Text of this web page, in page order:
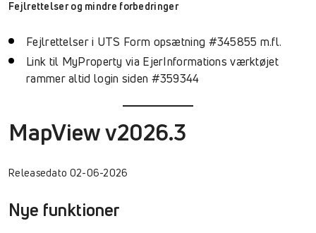
Fejlrettelser og mindre forbedringer
Fejlrettelser i UTS Form opsætning #345855 m.fl.
Link til MyProperty via EjerInformations værktøjet
rammer altid login siden #359344
MapView v2026.3
Releasedato 02-06-2026
Nye funktioner